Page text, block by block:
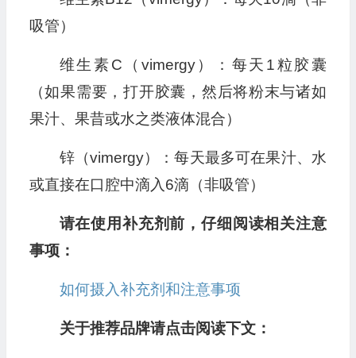
吸管）
维生素C（vimergy）：每天1粒胶囊
（如果需要，打开胶囊，然后将粉末与诸如
果汁、果昔或水之类液体混合）
锌（vimergy）：每天最多可在果汁、水
或直接在口腔中滴入6滴（非吸管）
请在使用补充剂前，仔细阅读相关注意
事项：
如何摄入补充剂和注意事项
关于推荐品牌请点击阅读下文：